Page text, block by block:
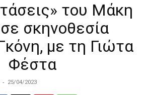
του Μάκη
σκηνοθεσία
με τη Γιώτα
Φέστα
- 25/04/2023